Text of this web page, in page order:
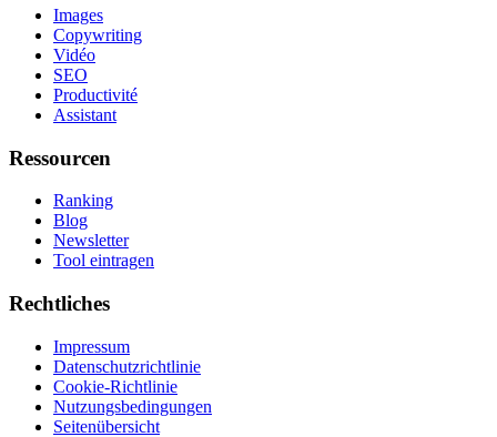
Images
Copywriting
Vidéo
SEO
Productivité
Assistant
Ressourcen
Ranking
Blog
Newsletter
Tool eintragen
Rechtliches
Impressum
Datenschutzrichtlinie
Cookie-Richtlinie
Nutzungsbedingungen
Seitenübersicht